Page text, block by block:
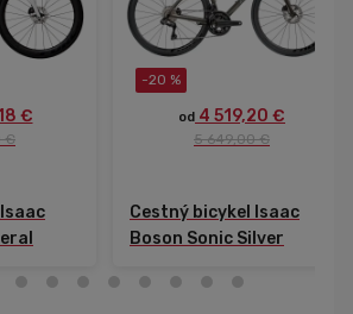
€
€
biely
-20 %
od 4 519,20 €
5 649,00 €
Cestný bicykel Isaac
Boson Sonic Silver
karbónový